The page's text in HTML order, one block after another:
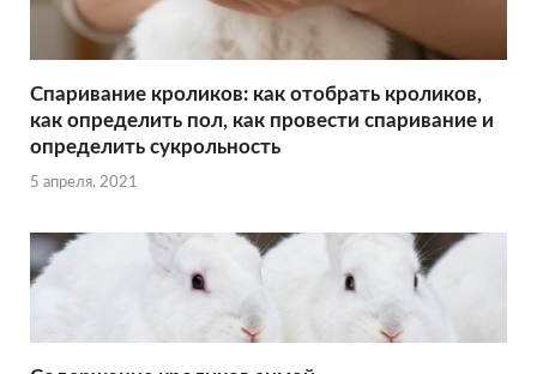
Спаривание кроликов: как отобрать кроликов,
как определить пол, как провести спаривание и
определить сукрольность
5 апреля, 2021